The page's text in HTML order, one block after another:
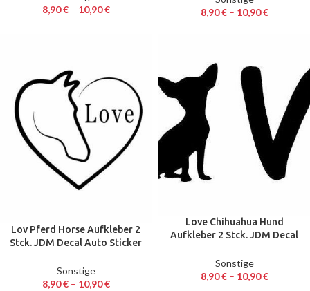
8,90€– 10,90€
8,90€– 10,90€
Lov Pferd Horse Aufkleber 2
Stck. JDM Decal Auto Sticker
Sonstige
8,90€– 10,90€
Love Chihuahua Hund
Aufkleber 2 Stck. JDM Decal
Sonstige
8,90€– 10,90€